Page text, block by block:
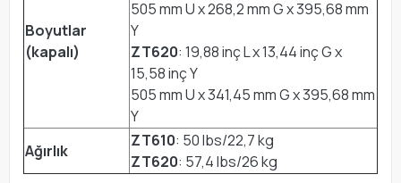
Boyutlar
(kapalı)
505 mm U x 268,2 mm G x 395,68 mm
Y
ZT620: 19,88 inç L x 13,44 inç G x
15,58 inç Y
505 mm U x 341,45 mm G x 395,68 mm
Y
Ağırlık
ZT610: 50 lbs/22,7 kg
ZT620: 57,4 lbs/26 kg